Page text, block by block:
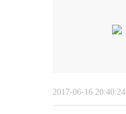
2017-06-16 20:40:24